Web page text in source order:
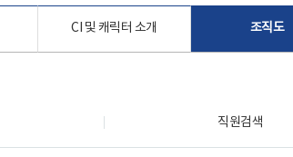
CI 및 캐릭터 소개 조직도
직원검색